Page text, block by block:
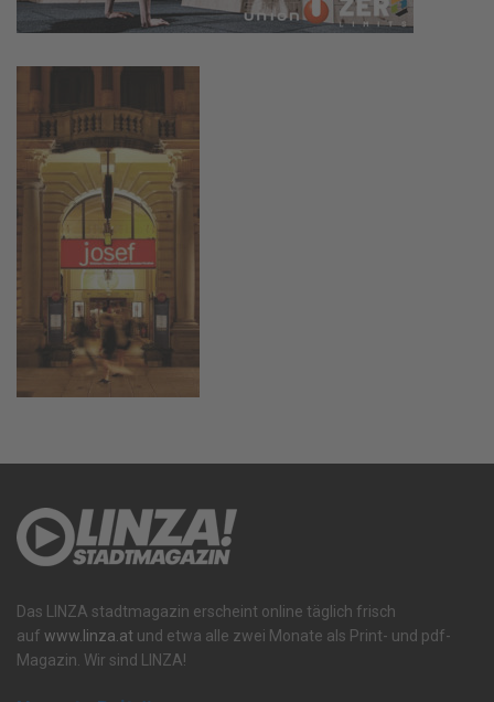
Das LINZA stadtmagazin erscheint online täglich frisch
auf www.linza.at und etwa alle zwei Monate als Print- und pdf-
Magazin. Wir sind LINZA!